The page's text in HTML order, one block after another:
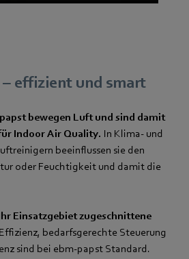
effizient und smart
bewegen Luft und sind damit
Indoor Air Quality. In Klima- und
beeinflussen sie den
oder Feuchtigkeit und damit die
Einsatzgebiet zugeschnittene
bedarfsgerechte Steuerung
sind bei ebm‑papst Standard.